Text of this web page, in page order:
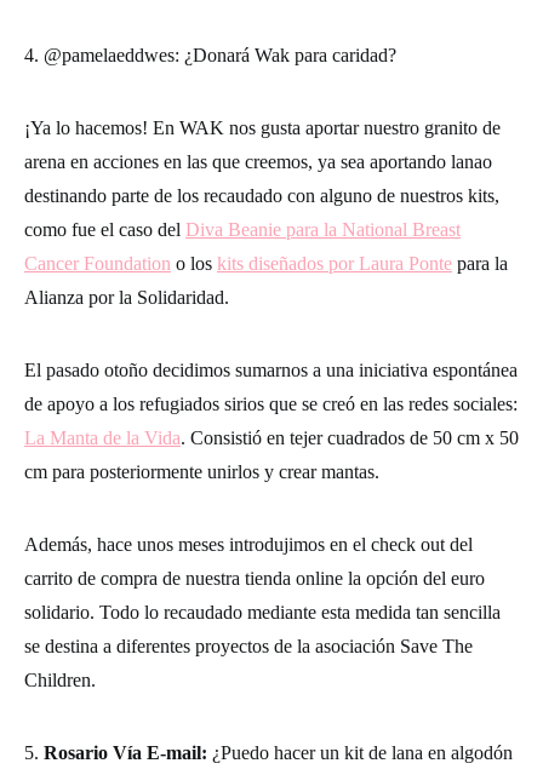
4. @pamelaeddwes: ¿Donará Wak para caridad?
¡Ya lo hacemos! En WAK nos gusta aportar nuestro granito de
arena en acciones en las que creemos, ya sea aportando lanao
destinando parte de los recaudado con alguno de nuestros kits,
como fue el caso del Diva Beanie para la National Breast
Cancer Foundation o los kits diseñados por Laura Ponte para la
Alianza por la Solidaridad.
El pasado otoño decidimos sumarnos a una iniciativa espontánea
de apoyo a los refugiados sirios que se creó en las redes sociales:
La Manta de la Vida. Consistió en tejer cuadrados de 50 cm x 50
cm para posteriormente unirlos y crear mantas.
Además, hace unos meses introdujimos en el check out del
carrito de compra de nuestra tienda online la opción del euro
solidario. Todo lo recaudado mediante esta medida tan sencilla
se destina a diferentes proyectos de la asociación Save The
Children.
5. Rosario Vía E-mail: ¿Puedo hacer un kit de lana en algodón